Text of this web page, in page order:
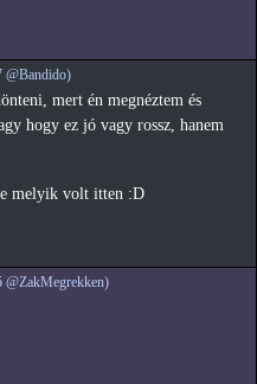
@Bandido)
mert én megnéztem és
hogy ez jó vagy rossz, hanem
melyik volt itten :D
@ZakMegrekken)